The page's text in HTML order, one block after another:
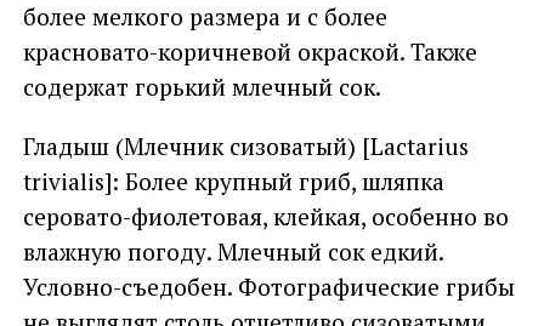
более мелкого размера и с более
красновато-коричневой окраской. Также
содержат горький млечный сок.
Гладыш (Млечник сизоватый) [Lactarius
trivialis]: Более крупный гриб, шляпка
серовато-фиолетовая, клейкая, особенно во
влажную погоду. Млечный сок едкий.
Условно-съедобен. Фотографические грибы